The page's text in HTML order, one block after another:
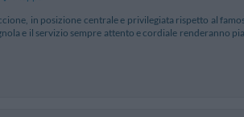
in posizione centrale e privilegiata rispetto al
e il servizio sempre attento e cordiale renderanno